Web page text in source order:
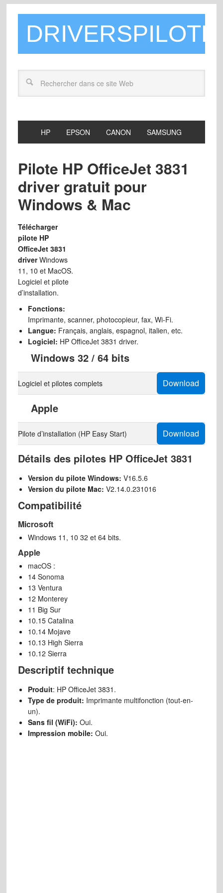
HP EPSON CANON SAMSUNG
Pilote HP OfficeJet 3831
driver gratuit pour
Windows & Mac
Télécharger
pilote HP
OfficeJet 3831
driverWindows
11, 10 et MacOS.
Logiciel et pilote
d’installation.
Fonctions:
Imprimante, scanner, photocopieur, fax, Wi-Fi.
Langue: Français, anglais, espagnol, italien, etc.
Logiciel: HP OfficeJet 3831 driver.
Windows 32 / 64 bits
Logiciel et pilotes complets Download
Apple
Pilote d’installation (HP Easy Start) Download
Détails des pilotes HP OfficeJet 3831
Version du pilote Windows: V16.5.6
Version du pilote Mac: V2.14.0.231016
Compatibilité
Microsoft
Windows 11, 10 32 et 64 bits.
Apple
macOS :
14 Sonoma
13 Ventura
12 Monterey
11 Big Sur
10.15 Catalina
10.14 Mojave
10.13 High Sierra
10.12 Sierra
Descriptif technique
Produit: HP OfficeJet 3831.
Type de produit: Imprimante multifonction (tout-en-
un).
Sans fil (WiFi): Oui.
Impression mobile: Oui.